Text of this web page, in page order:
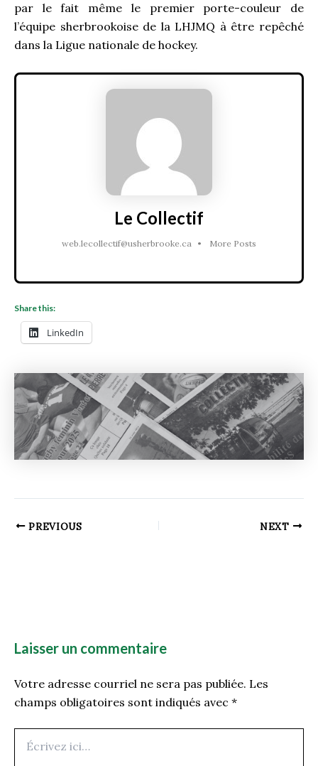
par le fait même le premier porte-couleur de
l’équipe sherbrookoise de la LHJMQ à être repêché
dans la Ligue nationale de hockey.
Le Collectif
web.lecollectif@usherbrooke.ca • More Posts
Share this:
LinkedIn
PREVIOUS NEXT
Laisser un commentaire
Votre adresse courriel ne sera pas publiée. Les
champs obligatoires sont indiqués avec *
ici…